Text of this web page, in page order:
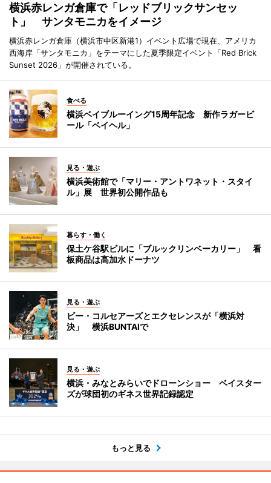
横浜赤レンガ倉庫で「レッドブリックサンセッ
ト」 サンタモニカをイメージ
横浜赤レンガ倉庫（横浜市中区新港1）イベント広場で現在、アメリカ
西海岸「サンタモニカ」をテーマにした夏季限定イベント「Red Brick
Sunset 2026」が開催されている。
食べる
横浜ベイブルーイング15周年記念 新作ラガービ
ール「ベイヘル」
見る・遊ぶ
横浜美術館で「マリー・アントワネット・スタイ
ル」展 世界初公開作品も
暮らす・働く
保土ケ谷駅ビルに「ブルックリンベーカリー」 看
板商品は高加水ドーナツ
見る・遊ぶ
ビー・コルセアーズとエクセレンスが「横浜対
決」 横浜BUNTAIで
見る・遊ぶ
横浜・みなとみらいでドローンショー ベイスター
ズが球団初のギネス世界記録認定
もっと見る